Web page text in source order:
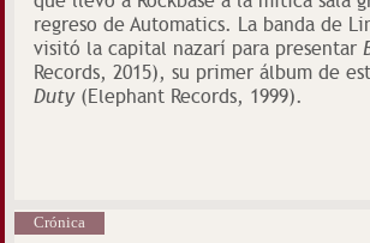
regreso de Automatics. La banda de
visitó la capital nazarí para presentar
Records, 2015), su primer álbum de
Duty(Elephant Records, 1999).
Crónica